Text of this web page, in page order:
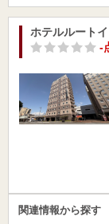
ホテルルート
-
関連情報から探す